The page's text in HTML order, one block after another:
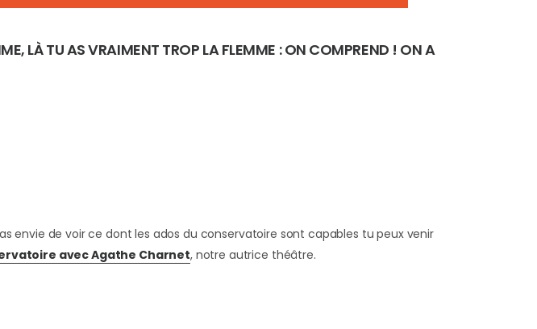
LÀ TU AS VRAIMENT TROP LA FLEMME : ON COMPREND ! ON A
envie de voir ce dont les ados du conservatoire sont capables tu peux venir
avec Agathe Charnet, notre autrice théâtre.